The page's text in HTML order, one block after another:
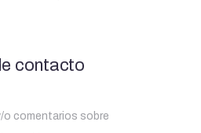
contacto
o comentarios sobre